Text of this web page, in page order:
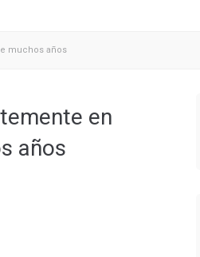
muchos años
en
años